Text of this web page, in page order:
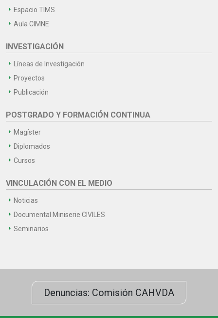
Espacio TIMS
Aula CIMNE
INVESTIGACIÓN
Líneas de Investigación
Proyectos
Publicación
POSTGRADO Y FORMACIÓN CONTINUA
Magíster
Diplomados
Cursos
VINCULACIÓN CON EL MEDIO
Noticias
Documental Miniserie CIVILES
Seminarios
Denuncias: Comisión CAHVDA